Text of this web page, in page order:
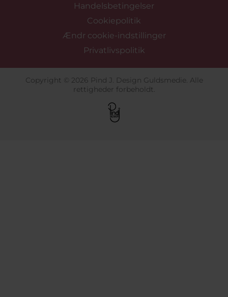
Handelsbetingelser
Cookiepolitik
Ændr cookie-indstillinger
Privatlivspolitik
Copyright © 2026 Pind J. Design Guldsmedie. Alle
rettigheder forbeholdt.